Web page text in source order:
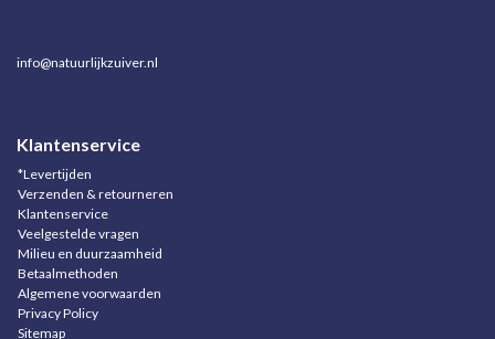
info@natuurlijkzuiver.nl
Klantenservice
*Levertijden
Verzenden & retourneren
Klantenservice
Veelgestelde vragen
Milieu en duurzaamheid
Betaalmethoden
Algemene voorwaarden
Privacy Policy
Sitemap